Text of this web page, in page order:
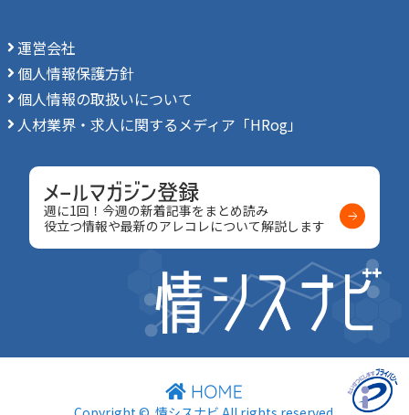
運営会社
個人情報保護方針
個人情報の取扱いについて
人材業界・求人に関するメディア「HRog」
週に1回！今週の新着記事をまとめ読み
役立つ情報や最新のアレコレについて解説します